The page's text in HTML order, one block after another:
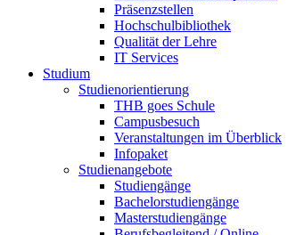
Präsenzstellen
Hochschulbibliothek
Qualität der Lehre
IT Services
Studium
Studienorientierung
THB goes Schule
Campusbesuch
Veranstaltungen im Überblick
Infopaket
Studienangebote
Studiengänge
Bachelorstudiengänge
Masterstudiengänge